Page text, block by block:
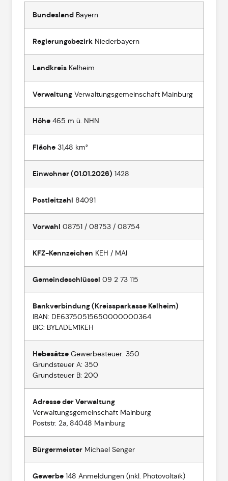
Bundesland Bayern
Regierungsbezirk Niederbayern
Landkreis Kelheim
Verwaltung Verwaltungsgemeinschaft Mainburg
Höhe 465 m ü. NHN
Fläche 31,48 km²
Einwohner (01.01.2026) 1428
Postleitzahl 84091
Vorwahl 08751 / 08753 / 08754
KFZ-Kennzeichen KEH / MAI
Gemeindeschlüssel 09 2 73 115
Bankverbindung (Kreissparkasse Kelheim)
IBAN: DE63750515650000000364
BIC: BYLADEM1KEH
Hebesätze Gewerbesteuer: 350
Grundsteuer A: 350
Grundsteuer B: 200
Adresse der Verwaltung
Verwaltungsgemeinschaft Mainburg
Poststr. 2a, 84048 Mainburg
Bürgermeister Michael Senger
Gewerbe 148 Anmeldungen (inkl. Photovoltaik)